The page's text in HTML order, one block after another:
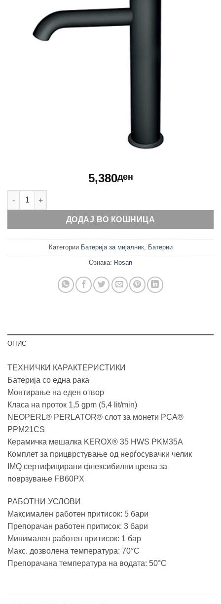
5,380ден
Батерија за мијалник висока Rosan Dark JD30109 количина
ДОДАЈ ВО КОШНИЦА
Категории Батерија за мијалник, Батерии
Ознака: Rosan
ОПИС
ТЕХНИЧКИ КАРАКТЕРИСТИКИ
Батерија со една рака
Монтирање на еден отвор
Класа на проток 1,5 gpm (5,4 lit/min)
NEOPERL® PERLATOR® слот за монети PCA®
PPM21CS
Керамичка мешалка KEROX® 35 HWS PKM35A
Комплет за прицврстување од нерѓосувачки челик
IMQ сертифицирани флексибилни црева за
поврзување FB60PX
РАБОТНИ УСЛОВИ
Максимален работен притисок: 5 бари
Препорачан работен притисок: 3 бари
Минимален работен притисок: 1 бар
Макс. дозволена температура: 70°C
Препорачана температура на водата: 50°C